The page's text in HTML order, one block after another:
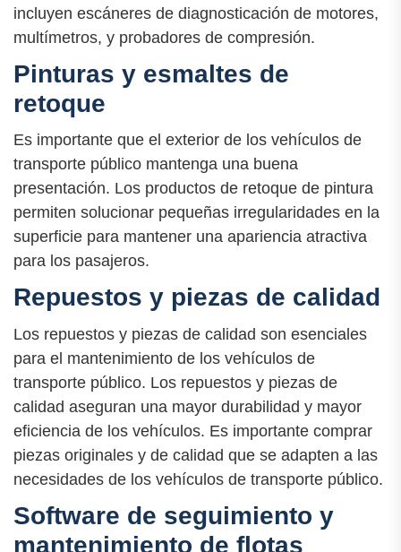
incluyen escáneres de diagnosticación de motores,
multímetros, y probadores de compresión.
Pinturas y esmaltes de
retoque
Es importante que el exterior de los vehículos de
transporte público mantenga una buena
presentación. Los productos de retoque de pintura
permiten solucionar pequeñas irregularidades en la
superficie para mantener una apariencia atractiva
para los pasajeros.
Repuestos y piezas de calidad
Los repuestos y piezas de calidad son esenciales
para el mantenimiento de los vehículos de
transporte público. Los repuestos y piezas de
calidad aseguran una mayor durabilidad y mayor
eficiencia de los vehículos. Es importante comprar
piezas originales y de calidad que se adapten a las
necesidades de los vehículos de transporte público.
Software de seguimiento y
mantenimiento de flotas